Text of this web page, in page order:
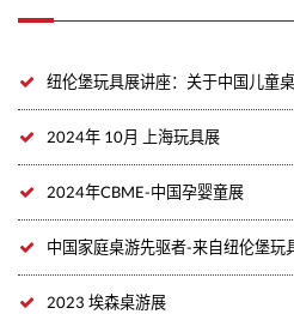
纽伦堡玩具展讲座：关于中国儿童
2024年 10月 上海玩具展
2024年CBME-中国孕婴童展
中国家庭桌游先驱者-来自纽伦堡玩
2023 埃森桌游展